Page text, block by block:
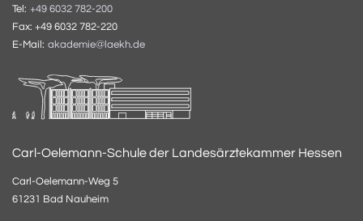
Tel: +49 6032 782-200
Fax: +49 6032 782-220
E-Mail: akademie@laekh.de
Carl-Oelemann-Schule der Landesärztekammer Hessen
Carl-Oelemann-Weg 5
61231 Bad Nauheim